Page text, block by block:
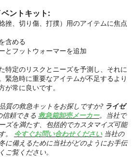
ントキット:
挫、切り傷、打撲）用のアイテムに焦点
含める
とフットウォーマーを追加
特定のリスクとニーズを予測し、それに
緊急時に重要なアイテムが不足するより
が常に良いです。
質の救急キットをお探しですか? ライゼ
頼できる 救急箱卸売メーカー。当社で
ズを満たす、包括的でカスタマイズ可能
。 今すぐお問い合わせください当社の
に備えるために当社がどのようにお手伝
ご覧ください。